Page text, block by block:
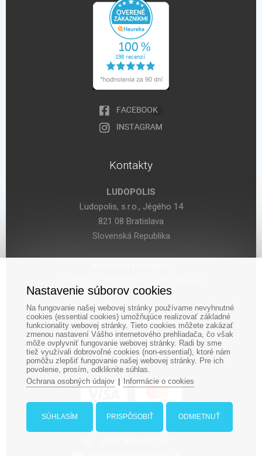
Kontakty
LUDOPOLIS
Ludopolis, s.r.o., Jégého 14
821 08 Bratislava
Slovenská Republika
IČO: 47619431
DIČ: 2024029755
IČ DPH: SK 2024029755
‎+421 948 188 211
Nastavenie súborov cookies
Na fungovanie našej webovej stránky používame nevyhnutné
cookies (essential cookies) umožňujúce realizovať základné
funkcionality webovej stránky. Tieto cookies môžete zakázať
zmenou nastavení Vášho internetového prehliadača, čo však
môže ovplyvniť fungovanie webovej stránky. Radi by sme
tiež využívali dobrovoľné cookies (non-essential), ktoré nám
pomôžu zlepšiť fungovanie našej webovej stránky. Pre ich
povolenie, prosím, odkliknite súhlas.
Ochrana osobných údajov| Informácie o cookies
SÚHLASÍM PRISPÔSOBIŤ ODMIETNUŤ